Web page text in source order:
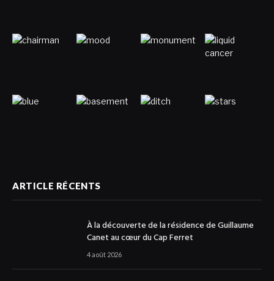
ARTICLE RÉCENTS
À la découverte de la résidence de Guillaume
Canet au cœur du Cap Ferret
4 août 2026